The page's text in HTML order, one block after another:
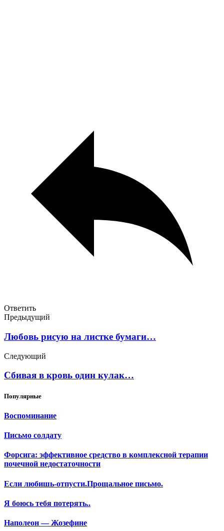
Ответить
Предыдущий
Любовь рисую на листке бумаги…
Следующий
Сбивая в кровь один кулак…
Популярные
Воспоминание
Письмо солдату
Форсига: эффективное средство в комплексной терапии
почечной недостаточности
Если любишь-отпусти.Прощальное письмо.
Я боюсь тебя потерять..
Наполеон — Жозефине